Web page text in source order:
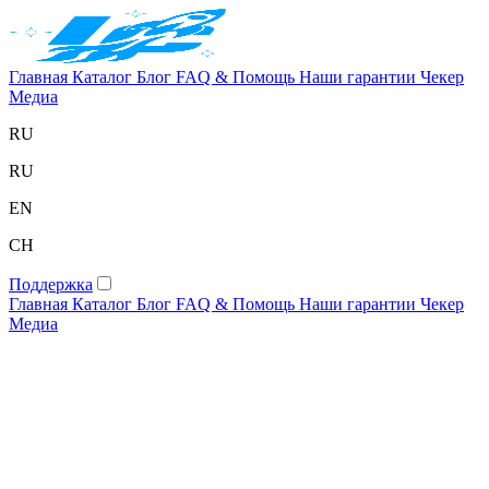
Главная Каталог Блог FAQ & Помощь Наши гарантии Чекер
Медиа
RU
RU
EN
CH
Поддержка
Главная Каталог Блог FAQ & Помощь Наши гарантии Чекер
Медиа